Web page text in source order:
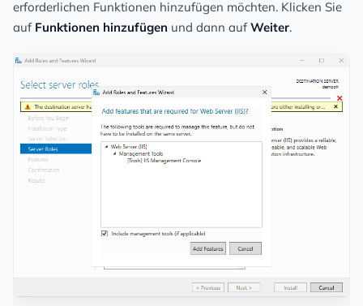
erforderlichen Funktionen hinzufügen möchten. Klicken Sie
auf Funktionen hinzufügen und dann aufWeiter.